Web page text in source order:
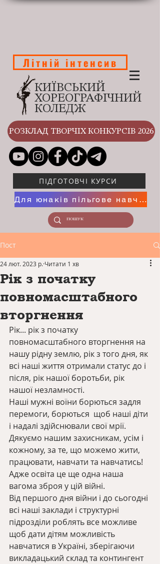
КИЇВСЬКИЙ
ХОРЕОГРАФІЧНИЙ
КОЛЕДЖ
Літній інтенсив
РОЗКЛАД ТВОРЧІХ КОНКУРСІВ 2026
ПІДГОТОВЧІ КУРСИ
Для юнаків пільгове навчання
Пост
Рік з початку
повномасштабного
вторгнення
24 лют. 2023 р. Читати 1 хв
Рік... рік з початку
повномасштабного вторгнення на
нашу рідну землю, рік з того дня, як
всі наші життя отримали статус до і
після, рік нашої боротьби, рік
нашої незламності.
Наші мужні воїни борються задля
перемоги, борються  щоб наші діти
і надалі здійснювали свої мрії.
Дякуємо нашим захисникам, усім і
кожному, за те, що можемо жити,
працювати, навчати та навчатись!
Адже освіта це ще одна наша
вагома зброя у цій війні.
Від першого дня війни і до сьогодні
всі наші заклади і структурні
підрозділи роблять все можливе
щоб дати дітям можливість
навчатися в Україні, зберігаючи
викладацький склад та контингент